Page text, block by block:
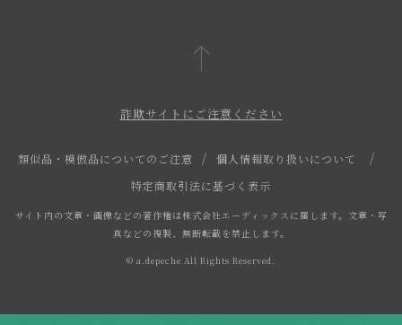
詐欺サイトにご注意ください
類似品・模倣品についてのご注意
個人情報取り扱いについて
特定商取引法に基づく表示
サイト内の文章・画像などの著作権は株式会社エーディックスに属します。文章・写
真などの複製、無断転載を禁止します。
© a.depeche All Rights Reserved.